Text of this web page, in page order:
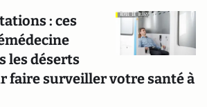
: ces
les déserts
faire surveiller votre santé à